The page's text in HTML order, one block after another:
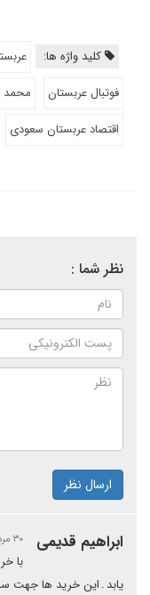
کلید واژه ها:
فوتبال عربستان
محمد
اقتصاد عربستان سعودی
نظر شما :
ارسال نظر
ابراهیم قدیمی ۳۰ مرداد ۱۴۰۲ | ۱۶:۴۴
با
یابد۔این خرید ها جهت